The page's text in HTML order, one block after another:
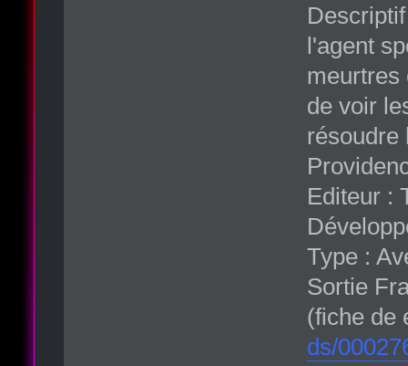
l'agent
meurtres
de voir
résoudre
Editeur :
Type :
Sortie
(fiche de
ds/